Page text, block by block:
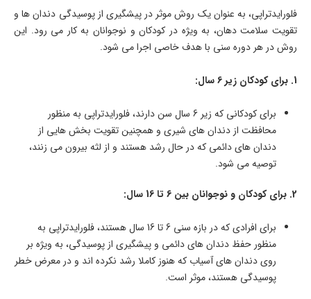
فلورایدتراپی، به عنوان یک روش موثر در پیشگیری از پوسیدگی دندان‌ ها و
تقویت سلامت دهان، به‌ ویژه در کودکان و نوجوانان به کار می‌ رود. این
روش در هر دوره سنی با هدف خاصی اجرا می‌ شود.
1. برای کودکان زیر 6 سال:
برای کودکانی که زیر 6 سال سن دارند، فلورایدتراپی به‌ منظور
محافظت از دندان‌ های شیری و همچنین تقویت بخش‌ هایی از
دندان‌ های دائمی که در حال رشد هستند و از لثه بیرون می‌ زنند،
توصیه می‌ شود.
2. برای کودکان و نوجوانان بین 6 تا 16 سال:
برای افرادی که در بازه سنی 6 تا 16 سال هستند، فلورایدتراپی به‌
منظور حفظ دندان‌ های دائمی و پیشگیری از پوسیدگی، به ویژه بر
روی دندان‌ های آسیاب که هنوز کاملا رشد نکرده‌ اند و در معرض خطر
پوسیدگی هستند، موثر است.